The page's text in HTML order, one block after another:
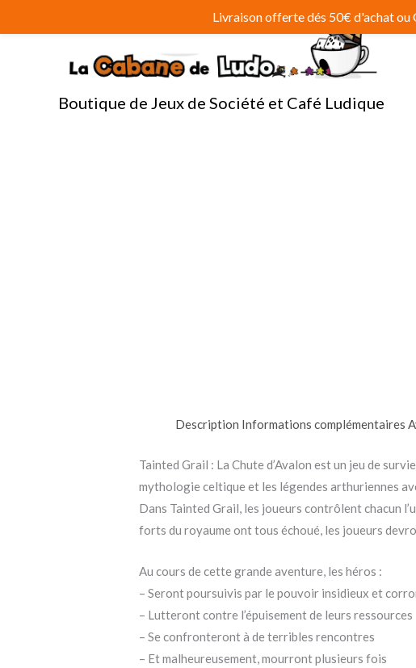
au
Boutique de Jeux de Société et Café Ludique
Description Informations complémentaires
Tainted Grail : La Chute d’Avalon est un jeu de
mythologie celtique et les légendes arthuriennes
Dans Tainted Grail, les joueurs contrôlent chacun
forts du royaume ont tous échoué, les joueurs
Au cours de cette grande aventure, les héros :
– Seront poursuivis par le pouvoir insidieux et
– Lutteront contre l’épuisement de leurs ressources
– Se confronteront à de terribles rencontres
– Et malheureusement, mourront plusieurs fois
Livraison offerte dés 50€ d'achat